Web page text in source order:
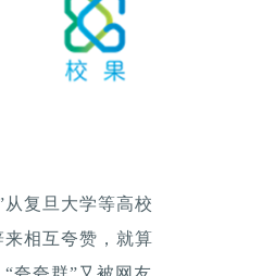
复旦大学等高校
相互夸赞，就算